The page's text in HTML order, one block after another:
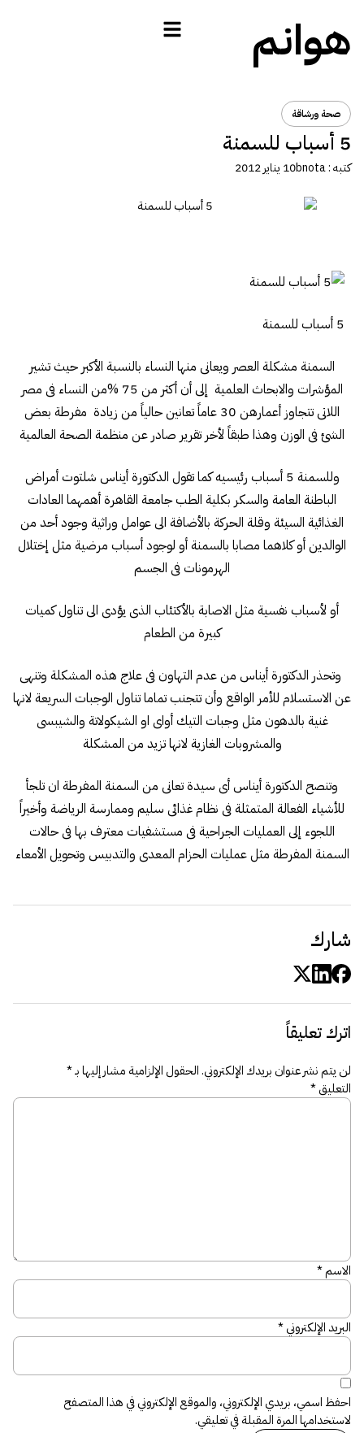
هوانم
صحة ورشاقة
5 أسباب للسمنة
كتبه :bnota10 يناير 2012
5 أسباب للسمنة
السمنة مشكلة العصر ويعانى منها النساء بالنسبة الأكبر حيث تشير
المؤشرات والابحاث العلمية إلى أن أكثر من 75 %من النساء فى مصر
اللاتى تتجاوز أعمارهن 30 عاماً تعانين حالياً من زيادة مفرطة بعض
الشئ فى الوزن وهذا طبقاً لأخر تقرير صادر عن منظمة الصحة العالمية
وللسمنة 5 أسباب رئيسيه كما تقول الدكتورة أيناس شلتوت أمراض
الباطنة العامة والسكر بكلية الطب جامعة القاهرة أهمهما العادات
الغذائية السيئة وقلة الحركة بالأضافة الى عوامل وراثية وجود أحد من
الوالدين أو كلاهما مصابا بالسمنة أو لوجود أسباب مرضية مثل إختلال
الهرمونات فى الجسم
أو لأسباب نفسية مثل الاصابة بالأكتئاب الذى يؤدى الى تناول كميات
كبيرة من الطعام
وتحذر الدكتورة أيناس من عدم التهاون فى علاج هذه المشكلة وتنهى
عن الاستسلام للأمر الواقع وأن تتجنب تماما تناول الوجبات السريعة لانها
غنية بالدهون مثل وجبات التيك أواى او الشيكولاتة والشيبسى
والمشروبات الغازية لانها تزيد من المشكلة
وتنصح الدكتورة أيناس أى سيدة تعانى من السمنة المفرطة ان تلجأ
للأشياء الفعالة المتمثلة فى نظام غذائى سليم وممارسة الرياضة وأخيراً
اللجوء إلى العمليات الجراحية فى مستشفيات معترف بها فى حالات
السمنة المفرطة مثل عمليات الحزام المعدى والتدبيس وتحويل الأمعاء
شارك
اترك تعليقاً
لن يتم نشر عنوان بريدك الإلكتروني.الحقول الإلزامية مشار إليها بـ*
التعليق*
الاسم*
البريد الإلكتروني*
احفظ اسمي، بريدي الإلكتروني، والموقع الإلكتروني في هذا المتصفح
لاستخدامها المرة المقبلة في تعليقي.